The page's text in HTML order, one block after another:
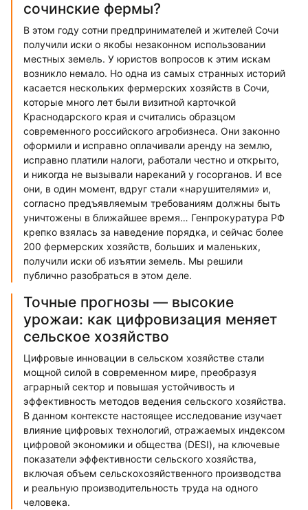
сочинские фермы?
В этом году сотни предпринимателей и жителей Сочи
получили иски о якобы незаконном использовании
местных земель. У юристов вопросов к этим искам
возникло немало. Но одна из самых странных историй
касается нескольких фермерских хозяйств в Сочи,
которые много лет были визитной карточкой
Краснодарского края и считались образцом
современного российского агробизнеса. Они законно
оформили и исправно оплачивали аренду на землю,
исправно платили налоги, работали честно и открыто,
и никогда не вызывали нареканий у госорганов. И все
они, в один момент, вдруг стали «нарушителями» и,
согласно предъявляемым требованиям должны быть
уничтожены в ближайшее время… Генпрокуратура РФ
крепко взялась за наведение порядка, и сейчас более
200 фермерских хозяйств, больших и маленьких,
получили иски об изъятии земель. Мы решили
публично разобраться в этом деле.
Точные прогнозы — высокие
урожаи: как цифровизация меняет
сельское хозяйство
Цифровые инновации в сельском хозяйстве стали
мощной силой в современном мире, преобразуя
аграрный сектор и повышая устойчивость и
эффективность методов ведения сельского хозяйства.
В данном контексте настоящее исследование изучает
влияние цифровых технологий, отражаемых индексом
цифровой экономики и общества (DESI), на ключевые
показатели эффективности сельского хозяйства,
включая объем сельскохозяйственного производства
и реальную производительность труда на одного
человека.